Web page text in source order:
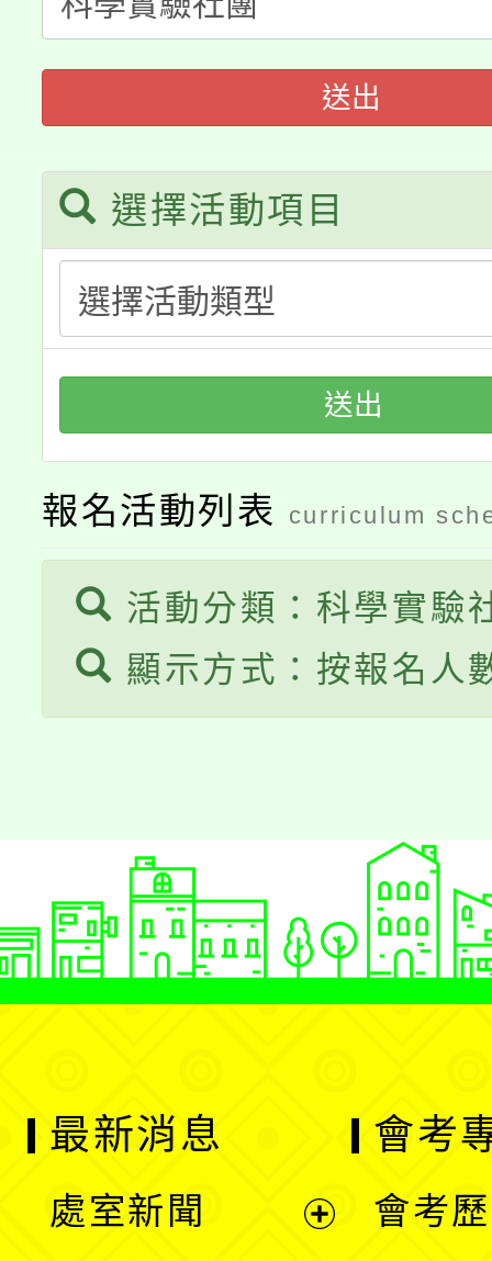
徵才活動。
局官網。
8月14至27日，桃園電
開!
115年桃園市運動會8/
田徑場及游泳池舉行。
桃園市低收入戶享有免
視費優惠，中低收入戶
半價優惠，詳情可洽有
者。
大園自造教育及科技中
份教師增能研習
大溪自造教育及科技中
份教師研習
淨零綠生活教案入校路
115年食農教育專業人
程
送出
選擇活動項目
送出
報名活動列表 curriculum
活動分類：科學實驗
顯示方式：按報名人
最新消息
處室新聞
會考
會考